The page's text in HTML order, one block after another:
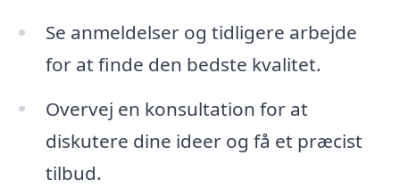
Se anmeldelser og tidligere arbejde
for at finde den bedste kvalitet.
Overvej en konsultation for at
diskutere dine ideer og få et præcist
tilbud.